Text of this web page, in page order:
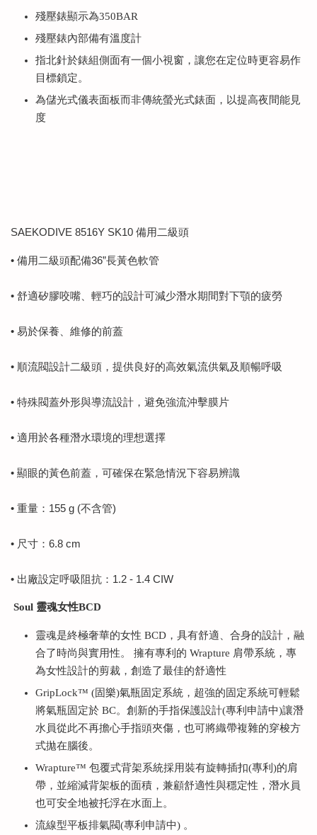
殘壓錶顯示為350BAR
殘壓錶內部備有溫度計
指北針於錶組側面有一個小視窗，讓您在定位時更容易作
目標鎖定。
為儲光式儀表面板而非傳統螢光式錶面，以提高夜間能見
度
SAEKODIVE 8516Y SK10 備用二級頭
• 備用二級頭配備36”長黃色軟管
• 舒適矽膠咬嘴、輕巧的設計可減少潛水期間對下顎的疲勞
• 易於保養、維修的前蓋
• 順流閥設計二級頭，提供良好的高效氣流供氣及順暢呼吸
• 特殊閥蓋外形與導流設計，避免強流沖擊膜片
• 適用於各種潛水環境的理想選擇
• 顯眼的黃色前蓋，可確保在緊急情況下容易辨識
• 重量：155 g (不含管)
• 尺寸：6.8 cm
• 出廠設定呼吸阻抗：1.2 - 1.4 CIW
Soul 靈魂女性BCD
靈魂是終極奢華的女性 BCD，具有舒適、合身的設計，融
合了時尚與實用性。 擁有專利的 Wrapture 肩帶系統，專
為女性設計的剪裁，創造了最佳的舒適性
GripLock™ (固樂)氣瓶固定系統，超強的固定系統可輕鬆
將氣瓶固定於 BC。創新的手指保護設計(專利申請中)讓潛
水員從此不再擔心手指頭夾傷，也可將織帶複雜的穿梭方
式拋在腦後。
Wrapture™ 包覆式背架系統採用裝有旋轉插扣(專利)的肩
帶，並縮減背架板的面積，兼顧舒適性與穩定性，潛水員
也可安全地被托浮在水面上。
流線型平板排氣閥(專利申請中) 。